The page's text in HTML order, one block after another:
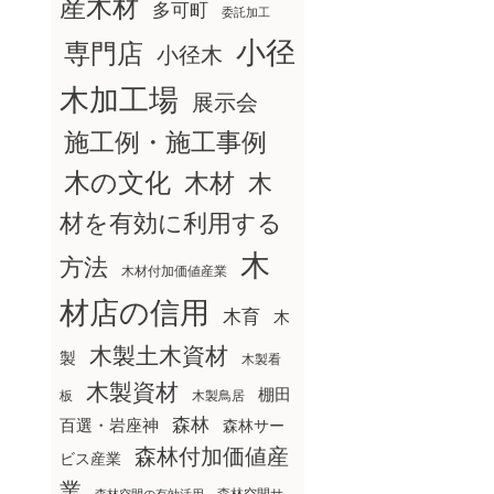
産木材 多可町 委託加工
専門店 小径木 小径
木加工場
展示会
施工例・施工事例
木の文化 木材 木
材を有効に利用する
方法
木材付加価値産業
木
材店の信用
木育 木
製 木製土木資材 木製看
板 木製資材 木製鳥居
棚田
百選・岩座神
森林
森林サー
ビス産業
森林付加価値産